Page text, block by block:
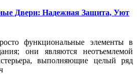
Двери: Надежная Защита, Уют
функциональные элементы в
они являются неотъемлемой
выполняющие целый ряд